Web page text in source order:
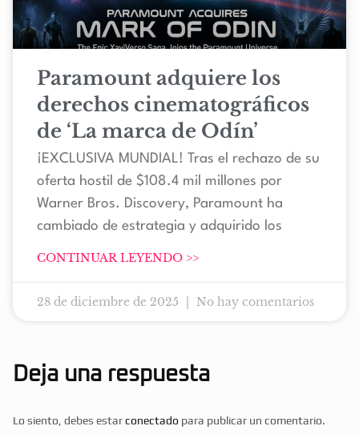
Paramount adquiere los
derechos cinematográficos
de ‘La marca de Odín’
¡EXCLUSIVA MUNDIAL! Tras el rechazo de su
oferta hostil de $108.4 mil millones por
Warner Bros. Discovery, Paramount ha
cambiado de estrategia y adquirido los
CONTINUAR LEYENDO >>
28 de diciembre de 2025 No hay comentarios
Deja una respuesta
Lo siento, debes estarconectado para publicar un comentario.